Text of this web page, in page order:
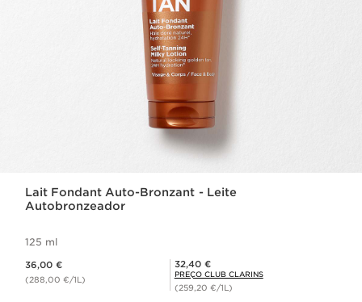
Lait Fondant Auto-Bronzant - Leite
Autobronzeador
125 ml
36,00 €
(288,00 €/1L)
Preço Club Clarins 32,40 €
32,40 €
PREÇO CLUB CLARINS
(259,20 €/1L)